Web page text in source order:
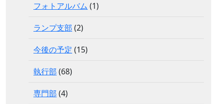
フォトアルバム (1)
ランプ支部 (2)
今後の予定 (15)
執行部 (68)
専門部 (4)